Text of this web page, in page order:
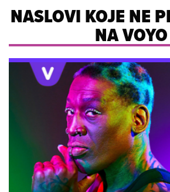
NASLOVI KOJE NE
NA VOYO